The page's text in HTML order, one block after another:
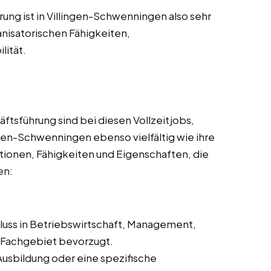
ist in Villingen-Schwenningen also sehr
Fähigkeiten,
sind bei diesen Vollzeitjobs,
Schwenningen ebenso vielfältig wie ihre
Fähigkeiten und Eigenschaften, die
in Betriebswirtschaft, Management,
bevorzugt.
oder eine spezifische